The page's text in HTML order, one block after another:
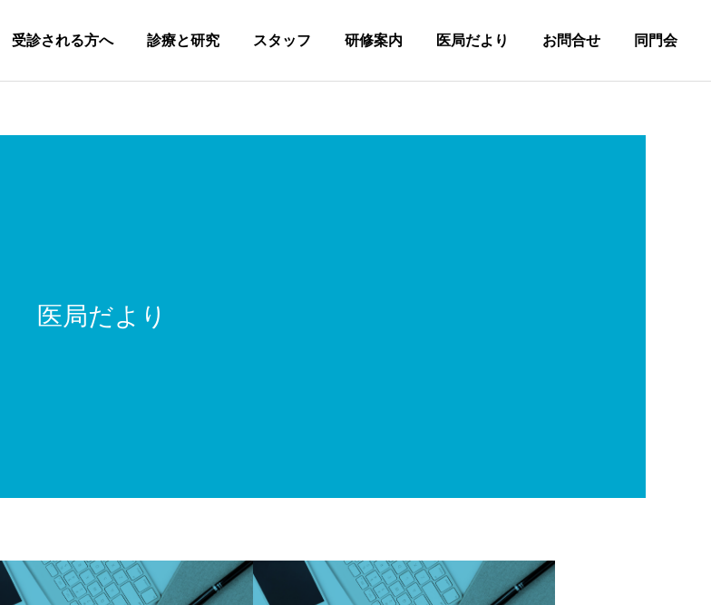
受診される方へ 診療と研究 スタッフ 研修案内 医局だより お問合せ 同門会
詳細を見る
動画セミナー医局だより